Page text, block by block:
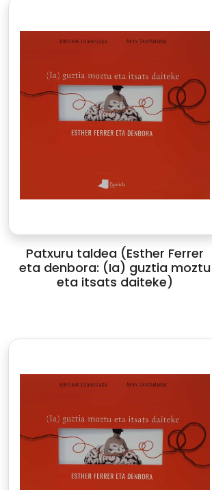
Patxuru taldea (Esther Ferrer
eta denbora: (Ia) guztia moztu
eta itsats daiteke)